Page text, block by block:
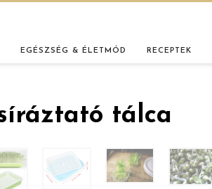
EGÉSZSÉG & ÉLETMÓD RECEPTEK
tálca